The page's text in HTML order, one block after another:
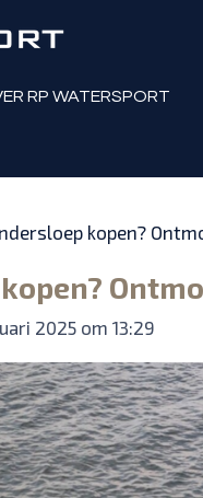
RP WATERSPORT
kopen?
2025 om 13:29